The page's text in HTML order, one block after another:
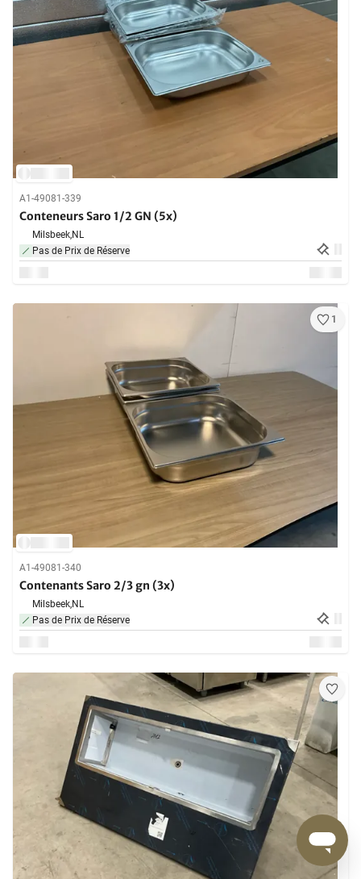
A1-49081-339
Conteneurs Saro 1/2 GN (5x)
Milsbeek,NL
Pas de Prix de Réserve
1
A1-49081-340
Contenants Saro 2/3 gn (3x)
Milsbeek,NL
Pas de Prix de Réserve